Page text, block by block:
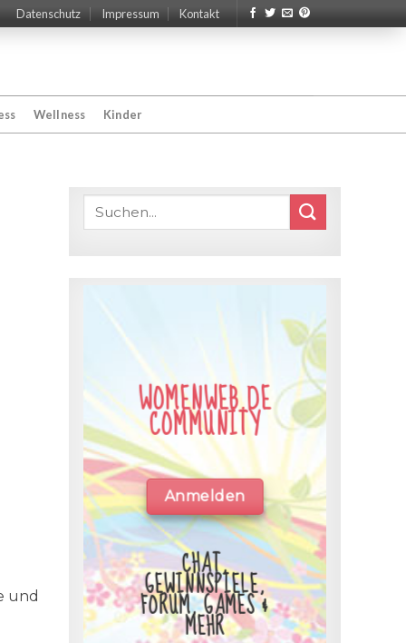
Datenschutz Impressum Kontakt
Wellness Kinder
und
WOMENWEB.DE
COMMUNITY
Anmelden
CHAT,
GEWINNSPIELE,
FORUM, GAMES &
MEHR